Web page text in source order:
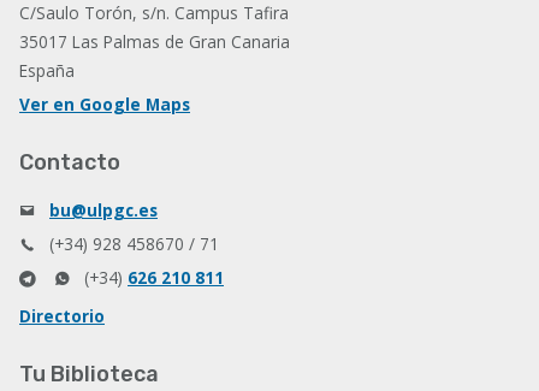
C/Saulo Torón, s/n. Campus Tafira
35017 Las Palmas de Gran Canaria
España
Ver en Google Maps
Contacto
bu@ulpgc.es
(+34) 928 458670 / 71
(+34) 626 210 811
Directorio
Tu Biblioteca